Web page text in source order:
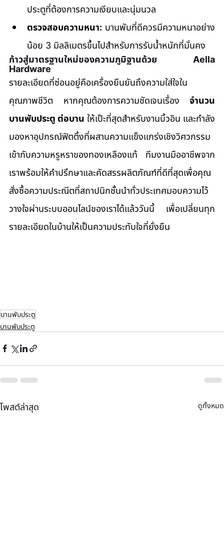
ประตูที่ต้องการความเงียบและนุ่มนวล
ตรวจสอบความหนา: บานพับที่ดีควรมีความหนาอย่าง
น้อย 3 มิลลิเมตรขึ้นไปสำหรับการรับน้ำหนักที่มั่นคง
ก้าวสู่มาตรฐานใหม่ของความภูมิฐานด้วย Aella
Hardware
รายละเอียดที่ซ่อนอยู่คือเครื่องยืนยันถึงความใส่ใจใน
คุณภาพชีวิต หากคุณต้องการความชัดเจนเรื่อง จำนวน
บานพับประตู ต่อบาน ให้เป๊ะที่สุดสำหรับงานบิ้วอิน และกำลัง
มองหาอุปกรณ์ฟิตติ้งที่ผสานความแข็งแกร่งเชิงวิศวกรรม
เข้ากับความหรูหราของทองเหลืองแท้ ทีมงานมืออาชีพจาก
เราพร้อมให้คำปรึกษาและคัดสรรผลิตภัณฑ์ที่ดีที่สุดเพื่อคุณ
สั่งซื้อความประณีตที่สถาปนิกชั้นนำทั่วประเทศมอบความไว้
วางใจผ่านระบบออนไลน์ของเราได้แล้ววันนี้ เพื่อเปลี่ยนทุก
รายละเอียดในบ้านให้เป็นความประทับใจที่ยั่งยืน
บานพับประตู
บานพับประตู
โพสต์ล่าสุด ดูทั้งหมด